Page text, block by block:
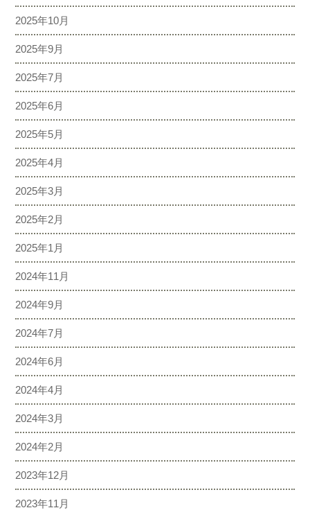
2025年10月
2025年9月
2025年7月
2025年6月
2025年5月
2025年4月
2025年3月
2025年2月
2025年1月
2024年11月
2024年9月
2024年7月
2024年6月
2024年4月
2024年3月
2024年2月
2023年12月
2023年11月